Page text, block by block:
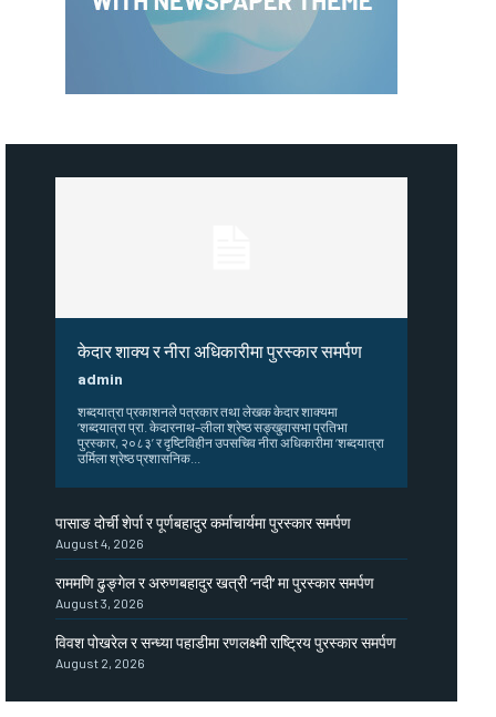
केदार शाक्य र नीरा अधिकारीमा पुरस्कार समर्पण
admin
शब्दयात्रा प्रकाशनले पत्रकार तथा लेखक केदार शाक्यमा
‘शब्दयात्रा प्रा. केदारनाथ–लीला श्रेष्ठ सङ्खुवासभा प्रतिभा
पुरस्कार, २०८३’ र दृष्टिविहीन उपसचिव नीरा अधिकारीमा ‘शब्दयात्रा
उर्मिला श्रेष्ठ प्रशासनिक...
पासाङ दोर्ची शेर्पा र पूर्णबहादुर कर्माचार्यमा पुरस्कार समर्पण
August 4, 2026
राममणि ढुङ्गेल र अरुणबहादुर खत्री ‘नदी’ मा पुरस्कार समर्पण
August 3, 2026
विवश पोखरेल र सन्ध्या पहाडीमा रणलक्ष्मी राष्ट्रिय पुरस्कार समर्पण
August 2, 2026